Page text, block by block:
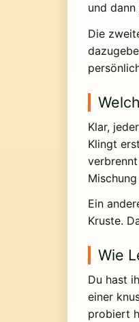
und
Die
Klar,
Klingt
Ein
Kruste.
Wie
Du hast
einer
probiert